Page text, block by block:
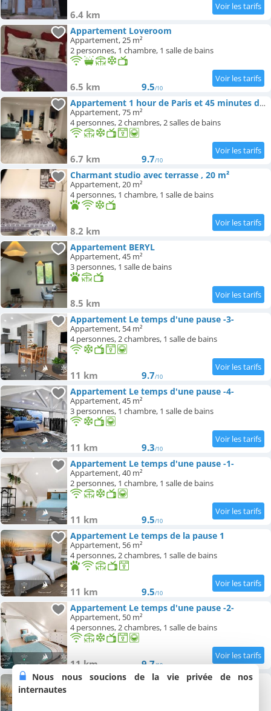
6.4 km
Appartement Loveroom
Appartement, 25 m²
2 personnes, 1 chambre, 1 salle de bains
6.5 km 9.5/10
Appartement 1 hour de Paris et 45 minutes de Orléans
Appartement, 75 m²
4 personnes, 2 chambres, 2 salles de bains
6.7 km 9.7/10
Charmant studio avec terrasse , 20 m²
Appartement, 20 m²
4 personnes, 1 chambre, 1 salle de bains
8.2 km
Appartement BERYL
Appartement, 45 m²
3 personnes, 1 salle de bains
8.5 km
Appartement Le temps d'une pause -3-
Appartement, 54 m²
4 personnes, 2 chambres, 1 salle de bains
11 km 9.7/10
Appartement Le temps d'une pause -4-
Appartement, 45 m²
3 personnes, 1 chambre, 1 salle de bains
11 km 9.3/10
Appartement Le temps d'une pause -1-
Appartement, 40 m²
2 personnes, 1 chambre, 1 salle de bains
11 km 9.5/10
Appartement Le temps de la pause 1
Appartement, 56 m²
4 personnes, 2 chambres, 1 salle de bains
11 km 9.5/10
Appartement Le temps d'une pause -2-
Appartement, 50 m²
4 personnes, 2 chambres, 1 salle de bains
11 km 9.7/10
Appartement Le temps de la pause 2
Nous nous soucions de la vie privée de nos
internautes